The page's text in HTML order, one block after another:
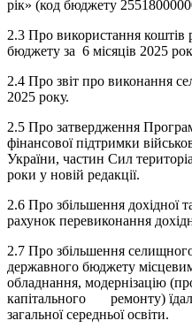
рік» (код бюджету
2.3 Про використання
бюджету за 6 місяців 2025
2.4 Про звіт про виконання
2025 року.
2.5 Про затвердження
фінансової підтримки
України, частин Сил
роки у новій редакції.
2.6 Про збільшення дохідної
рахунок перевиконання
2.7 Про збільшення
державного бюджету
обладнання, модернізацію
капітального ремонту)
загальної середньої освіти.